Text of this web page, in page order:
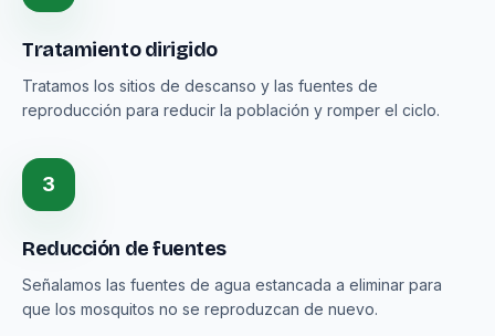
Tratamiento dirigido
Tratamos los sitios de descanso y las fuentes de
reproducción para reducir la población y romper el ciclo.
3
Reducción de fuentes
Señalamos las fuentes de agua estancada a eliminar para
que los mosquitos no se reproduzcan de nuevo.